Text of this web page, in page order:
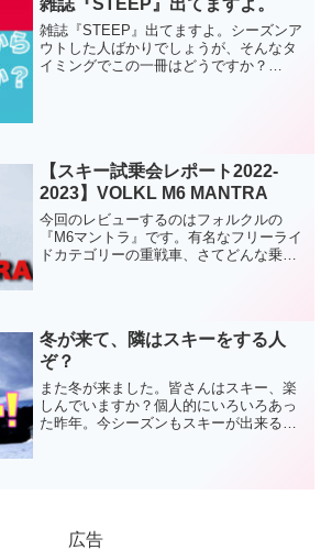
雑誌『STEEP』出てますよ。シーズンア
ウトした人ばかりでしょうが、そんなタ
イミングでこの一冊はどうですか？
【スキー試乗会レポート2022-
2023】VOLKL M6 MANTRA
今回のレビューするのはフォルクルの
『M6マントラ』です。有名なフリーライ
ドカテゴリーの重戦車、さてどんな乗り
冬が来て、隣はスキーをする人
ぞ？
また冬が来ました。皆さんはスキー、楽
しんでいますか？個人的にいろいろあっ
た昨年。今シーズンもスキーが出来るこ
広告